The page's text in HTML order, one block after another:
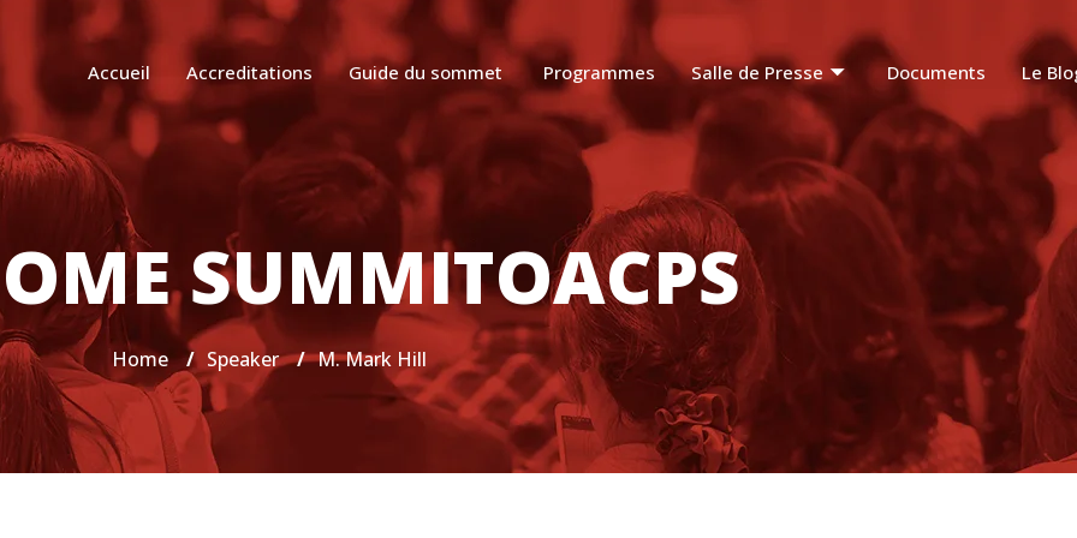
Accueil Accreditations Guide du sommet Programmes Salle de Presse Documents Le
SUMMITOACPS
Home / Speaker / M. Mark Hill